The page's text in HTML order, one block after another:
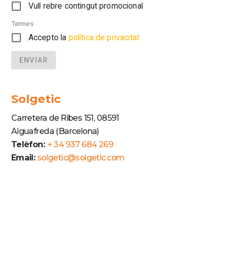
Vull rebre contingut promocional
Termes
Accepto la política de privacitat
ENVIAR
Solgetic
Carretera de Ribes 151, 08591
Aiguafreda (Barcelona)
Telèfon: + 34 937 684 269
Email: solgetic@solgetic.com